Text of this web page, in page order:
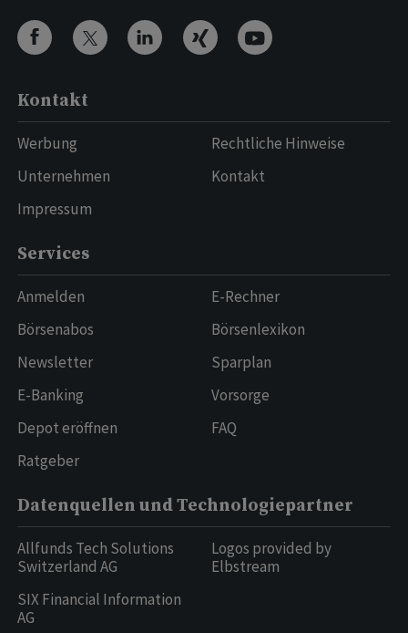
Kontakt
Werbung
Unternehmen
Impressum
Rechtliche Hinweise
Kontakt
Services
Anmelden
Börsenabos
Newsletter
E-Banking
Depot eröffnen
Ratgeber
E-Rechner
Börsenlexikon
Sparplan
Vorsorge
FAQ
Datenquellen und Technologiepartner
Allfunds Tech Solutions
Switzerland AG
SIX Financial Information
AG
Logos provided by
Elbstream